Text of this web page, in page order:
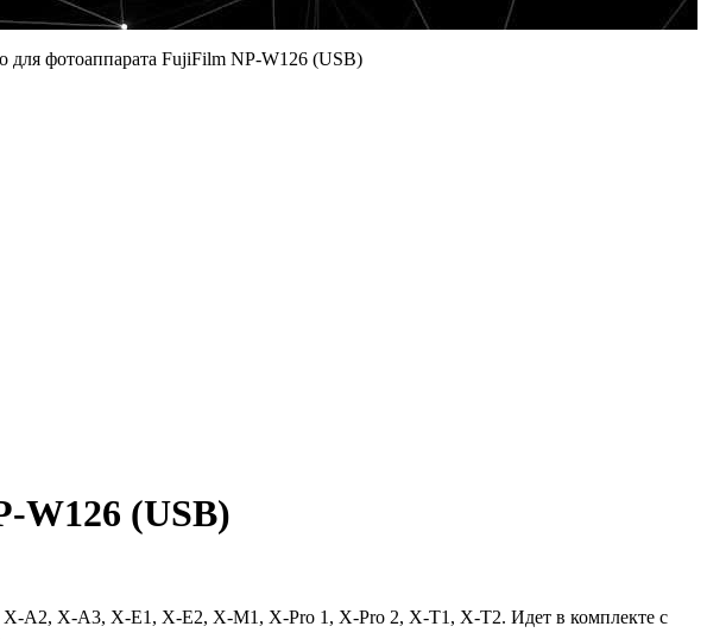
для фотоаппарата FujiFilm NP-W126 (USB)
W126 (USB)
A2, X-A3, X-E1, X-E2, X-M1, X-Pro 1, X-Pro 2, X-T1, X-T2. Идет в комплекте с